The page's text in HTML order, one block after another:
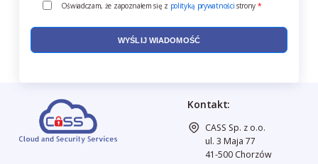
Oświadczam, że zapoznałem się z polityką prywatności strony *
Kontakt:
CASS Sp. z o.o.
ul. 3 Maja 77
41-500 Chorzów